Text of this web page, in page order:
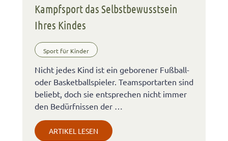
Kampfsport das Selbstbewusstsein
Ihres Kindes
Sport für Kinder
Nicht jedes Kind ist ein geborener Fußball-
oder Basketballspieler. Teamsportarten sind
beliebt, doch sie entsprechen nicht immer
den Bedürfnissen der …
ARTIKEL LESEN